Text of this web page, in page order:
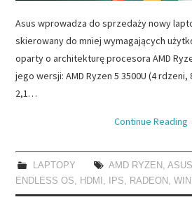
Asus wprowadza do sprzedaży nowy
skierowany do mniej wymagających
oparty o architekturę procesora AMD
jego wersji: AMD Ryzen 5 3500U (4
2,1…
Continue Reading
LAPTOPY AMD RYZEN , ASUS
ENDLESS OS, HDMI , IPS, RADEON ,